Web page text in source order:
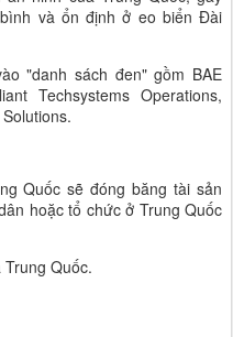
và ổn định ở eo biển Đài
"danh sách đen" gồm BAE
Techsystems Operations,
Quốc sẽ đóng băng tài sản
hoặc tổ chức ở Trung Quốc
Quốc.